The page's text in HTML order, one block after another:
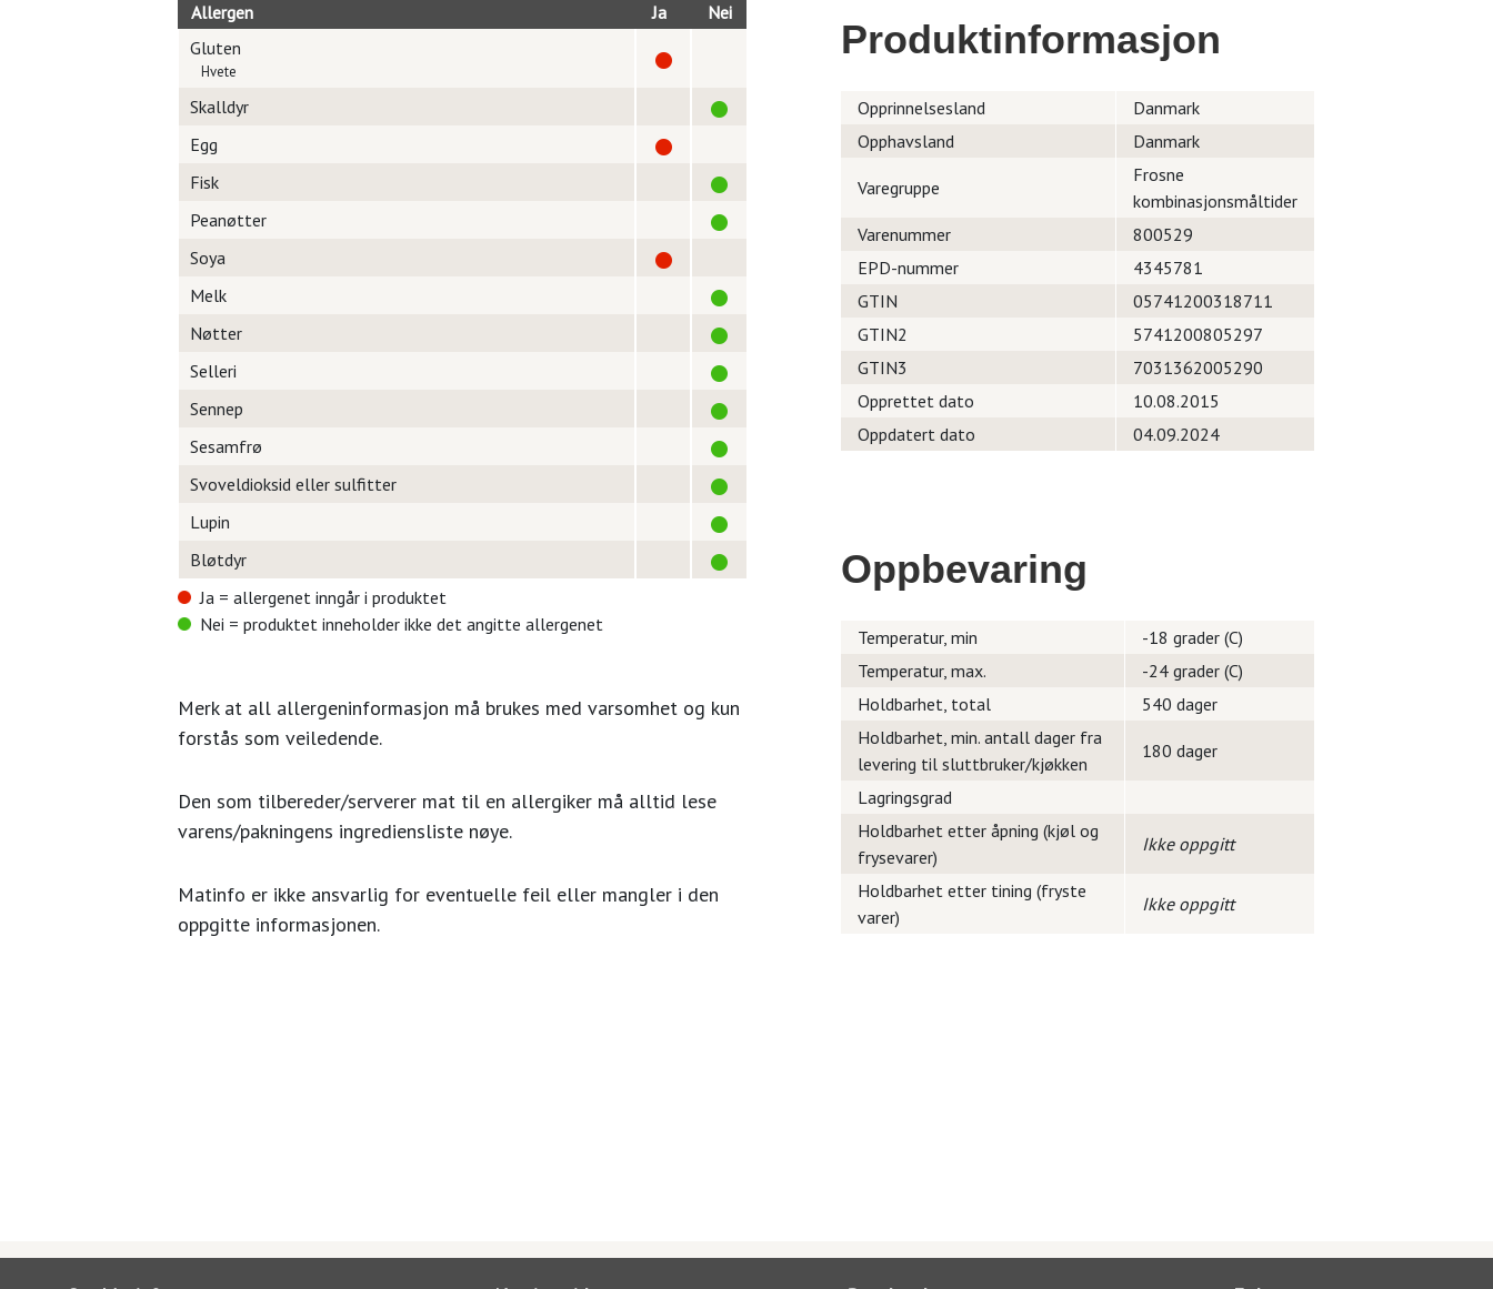
Allergen Ja
Nei
Gluten
Hvete
Skalldyr
Egg
Fisk
Peanøtter
Soya
Melk
Nøtter
Selleri
Sennep
Sesamfrø
Svoveldioksid eller sulfitter
Lupin
Bløtdyr
Ja = allergenet inngår i produktet
Nei = produktet inneholder ikke det angitte allergenet
Merk at all allergeninformasjon må brukes med varsomhet og kun
forstås som veiledende.
Den som tilbereder/serverer mat til en allergiker må alltid lese
varens/pakningens ingrediensliste nøye.
Matinfo er ikke ansvarlig for eventuelle feil eller mangler i den
oppgitte informasjonen.
Produktinformasjon
Opprinnelsesland
Danmark
Opphavsland
Danmark
Varegruppe
Frosne
kombinasjonsmåltider
Varenummer
800529
EPD-nummer
4345781
GTIN
05741200318711
GTIN2
5741200805297
GTIN3
7031362005290
Opprettet dato
10.08.2015
Oppdatert dato
04.09.2024
Oppbevaring
Temperatur, min
-18 grader (C)
Temperatur, max.
-24 grader (C)
Holdbarhet, total
540 dager
Holdbarhet, min. antall dager fra
levering til sluttbruker/kjøkken
180 dager
Lagringsgrad
Holdbarhet etter åpning (kjøl og
frysevarer)
Ikke oppgitt
Holdbarhet etter tining (fryste
varer)
Ikke oppgitt